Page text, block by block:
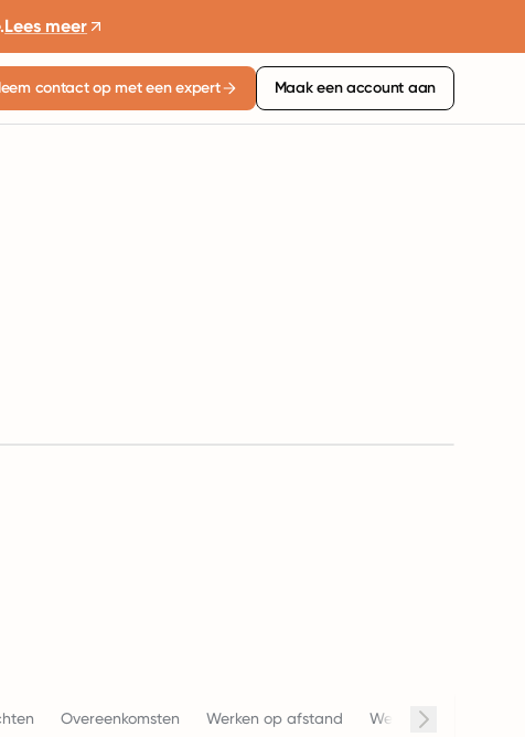
Lees meer
contact op met een expert Maak een account aan
Overeenkomsten Werken op afstand Werkuren